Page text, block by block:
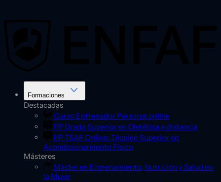
Formaciones
Destacadas
Curso Entrenador Personal online
FP Grado Superior en Dietética a distancia
FP TSAF Online: Técnico Superior en
Acondicionamiento Físico
Másteres
Máster en Entrenamiento, Nutrición y Salud en
la Mujer